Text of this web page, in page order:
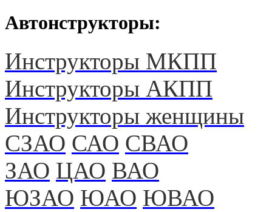
Автонструкторы:
Инструкторы МКПП
Инструкторы АКПП
Инструкторы женщины
СЗАО САО СВАО
ЗАО ЦАО ВАО
ЮЗАО ЮАО ЮВАО